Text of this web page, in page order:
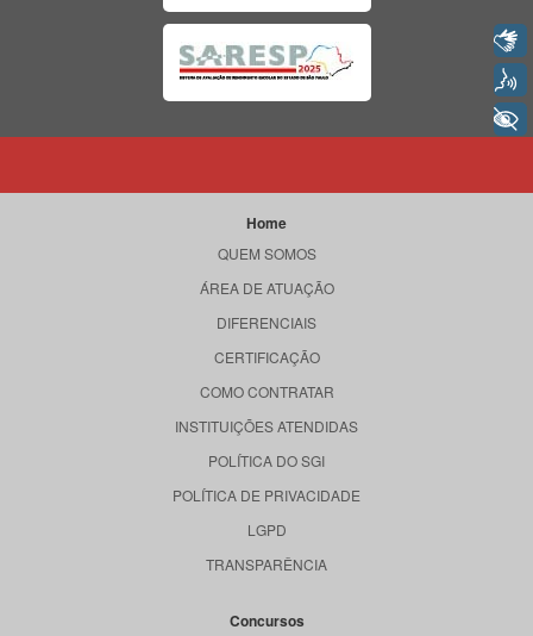
Home
QUEM SOMOS
ÁREA DE ATUAÇÃO
DIFERENCIAIS
CERTIFICAÇÃO
COMO CONTRATAR
INSTITUIÇÕES ATENDIDAS
POLÍTICA DO SGI
POLÍTICA DE PRIVACIDADE
LGPD
TRANSPARÊNCIA
Concursos